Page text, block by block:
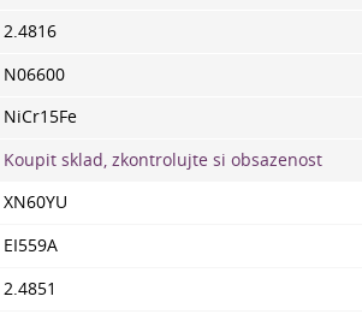
2.4816
N06600
NiCr15Fe
Koupit sklad, zkontrolujte si obsazenost
XN60YU
EI559A
2.4851